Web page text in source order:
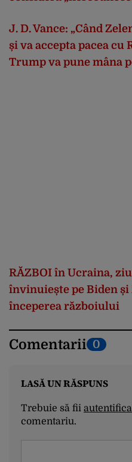
J. D. Vance: „Când
și va accepta pacea cu
Trump va pune mâna
RĂZBOI în Ucraina,
învinuiește pe Biden
începerea războiului
Comentarii 0
LASĂ UN RĂSPUNS
Trebuie să fii
comentariu.